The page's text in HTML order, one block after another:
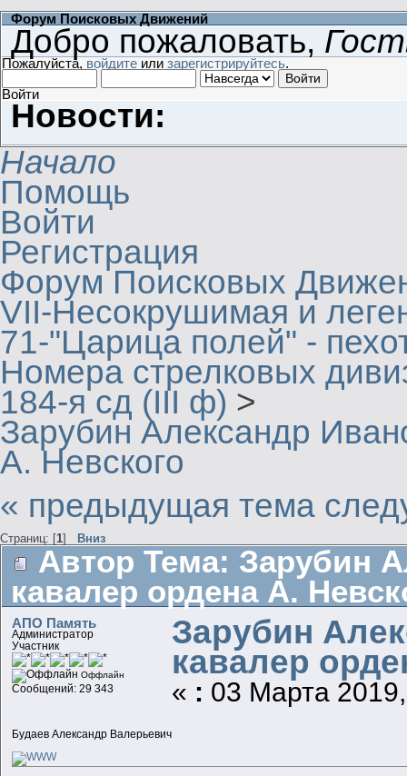
Форум Поисковых Движений
Добро пожаловать,
Пожалуйста, войдите или зарегистрируйтесь.
Войти
Новости:
Начало
Помощь
Войти
Регистрация
Форум Поисковых
VII-Несокрушимая и
71-"Царица полей" -
Номера стрелковых
184-я сд (III ф) >
Зарубин Александр
А. Невского
« предыдущая тема
Страниц: [1] Вниз
Автор Тема: Зарубин
кавалер ордена А.
АПО Память
Администратор
Участник
Оффлайн
Сообщений: 29 343
Будаев Александр Валерьевич
Зарубин
кавалер
« : 03 Марта